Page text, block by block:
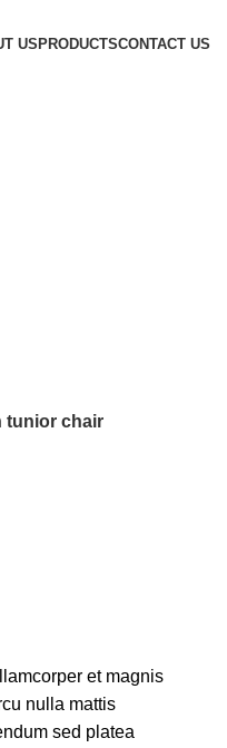
US PRODUCTSCONTACT US
tunior chair
et magnis
nulla mattis
sed platea